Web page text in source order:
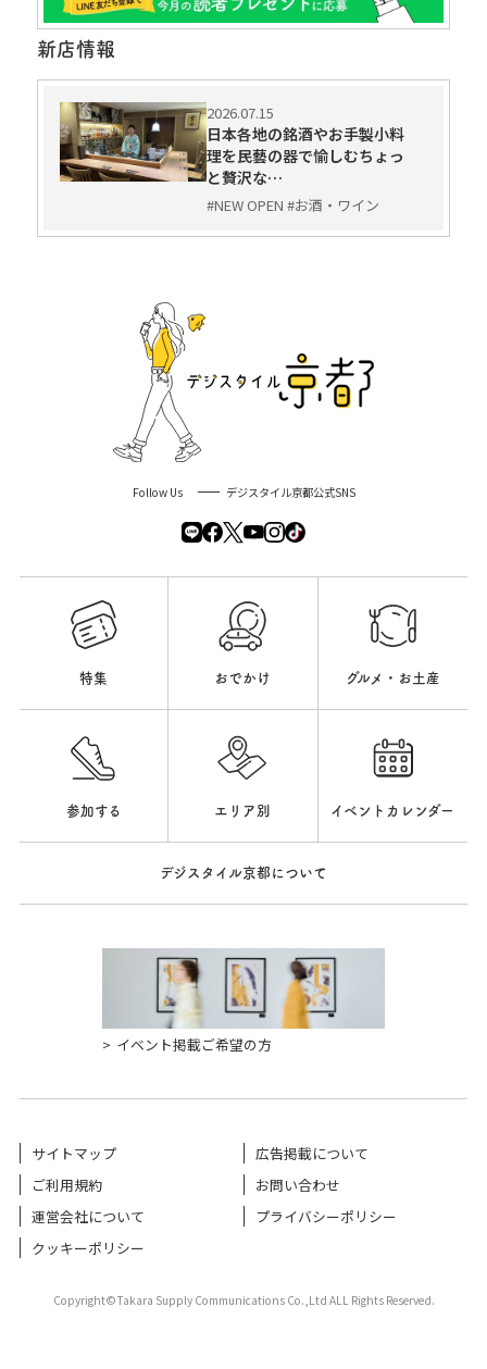
新店情報
2026.07.15
日本各地の銘酒やお手製小料
理を民藝の器で愉しむちょっ
と贅沢な…
#NEW OPEN #お酒・ワイン
Follow Us デジスタイル京都公式SNS
特集 おでかけ グルメ・お土産
参加する エリア別 イベントカレンダー
デジスタイル京都について
イベント掲載ご希望の方
サイトマップ
広告掲載について
ご利用規約
お問い合わせ
運営会社について
プライバシーポリシー
クッキーポリシー
Copyright©Takara Supply Communications Co.,Ltd ALL Rights Reserved.